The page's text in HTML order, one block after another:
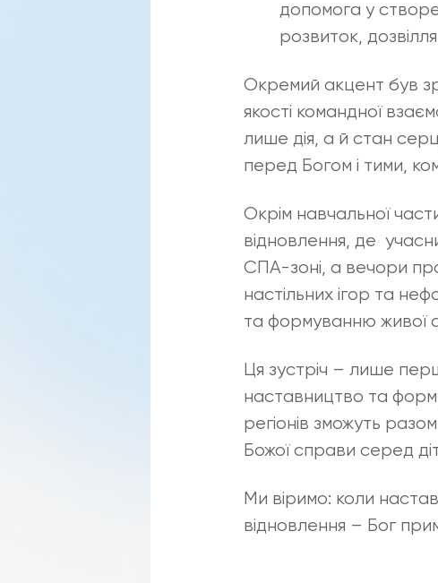
допомога у
розвиток,
Окремий акцент був
якості командної
лише дія, а й стан
перед Богом і тими,
Окрім навчальної
відновлення, де
СПА-зоні, а вечори
настільних ігор та
та формуванню живої
Ця зустріч – лише
наставництво та
регіонів зможуть
Божої справи серед
Ми віримо: коли
відновлення – Бог